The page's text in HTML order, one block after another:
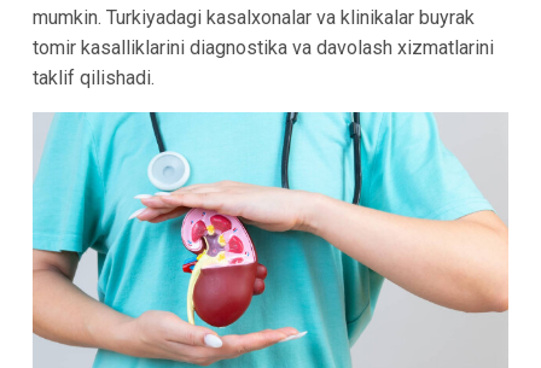
mumkin. Turkiyadagi kasalxonalar va klinikalar buyrak
tomir kasalliklarini diagnostika va davolash xizmatlarini
taklif qilishadi.